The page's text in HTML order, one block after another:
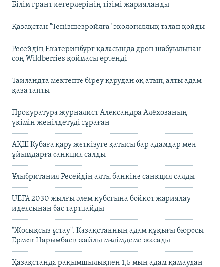
Білім грант иегерлерінің тізімі жарияланды
Қазақстан "Теңізшевройлға" экологиялық талап қойды
Ресейдің Екатеринбург қаласында дрон шабуылынан
соң Wildberries қоймасы өртенді
Таиландта мектепте біреу қарудан оқ атып, алты адам
қаза тапты
Прокуратура журналист Александра Алёхованың
үкімін жеңілдетуді сұраған
АҚШ Кубаға қару жеткізуге қатысы бар адамдар мен
ұйымдарға санкция салды
Ұлыбритания Ресейдің алты банкіне санкция салды
UEFA 2030 жылғы әлем кубогына бойкот жариялау
идеясынан бас тартпайды
"Жосықсыз ұстау". Қазақстанның адам құқығы бюросы
Ермек Нарымбаев жайлы мәлімдеме жасады
Қазақстанда рақымшылықпен 1,5 мың адам қамаудан